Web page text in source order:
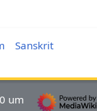
Sanskrit
um